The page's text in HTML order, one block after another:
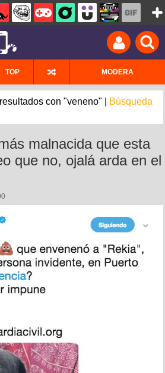
TOP MODERA
con "veneno" |
Búsqueda
malnacida que esta
que no, ojalá arda en el